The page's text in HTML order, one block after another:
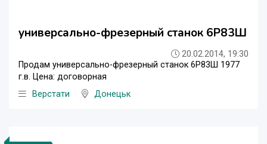
универсально-фрезерный станок 6Р83Ш
20.02.2014, 19:30
Продам универсально-фрезерный станок 6Р83Ш 1977
г.в. Цена: договорная
Верстати
Донецьк